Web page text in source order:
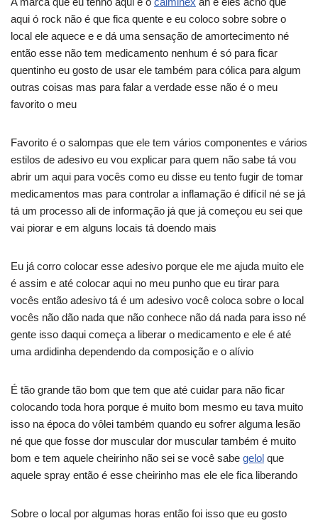
aqui ó rock não é que fica quente e eu coloco sobre sobre o
local ele aquece e e dá uma sensação de amortecimento né
então esse não tem medicamento nenhum é só para ficar
quentinho eu gosto de usar ele também para cólica para algum
outras coisas mas para falar a verdade esse não é o meu
favorito o meu
Favorito é o salompas que ele tem vários componentes e vários
estilos de adesivo eu vou explicar para quem não sabe tá vou
abrir um aqui para vocês como eu disse eu tento fugir de tomar
medicamentos mas para controlar a inflamação é difícil né se já
tá um processo ali de informação já que já começou eu sei que
vai piorar e em alguns locais tá doendo mais
Eu já corro colocar esse adesivo porque ele me ajuda muito ele
é assim e até colocar aqui no meu punho que eu tirar para
vocês então adesivo tá é um adesivo você coloca sobre o local
vocês não dão nada que não conhece não dá nada para isso né
gente isso daqui começa a liberar o medicamento e ele é até
uma ardidinha dependendo da composição e o alívio
É tão grande tão bom que tem que até cuidar para não ficar
colocando toda hora porque é muito bom mesmo eu tava muito
isso na época do vôlei também quando eu sofrer alguma lesão
né que que fosse dor muscular dor muscular também é muito
bom e tem aquele cheirinho não sei se você sabe gelol que
aquele spray então é esse cheirinho mas ele ele fica liberando
Sobre o local por algumas horas então foi isso que eu gosto